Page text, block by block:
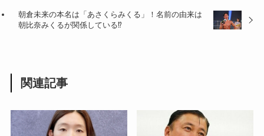
朝倉未来の本名は「あさくらみくる」！名前の由来は
朝比奈みくるが関係している⁉
関連記事